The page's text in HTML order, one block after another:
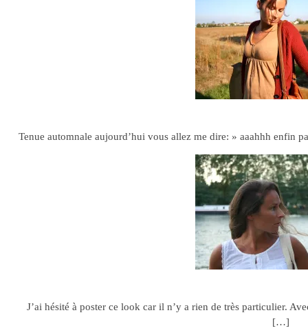
Tenue automnale aujourd’hui vous allez me dire: » aaahhh
J’ai hésité à poster ce look car il n’y a rien de très particulier.
[…]